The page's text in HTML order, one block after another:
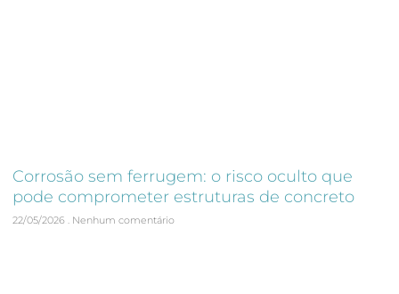
Corrosão sem ferrugem: o risco oculto que
pode comprometer estruturas de concreto
22/05/2026 Nenhum comentário